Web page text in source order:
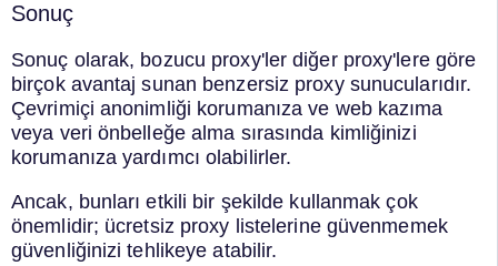
Sonuç
Sonuç olarak, bozucu proxy'ler diğer proxy'lere göre
birçok avantaj sunan benzersiz proxy sunucularıdır.
Çevrimiçi anonimliği korumanıza ve web kazıma
veya veri önbelleğe alma sırasında kimliğinizi
korumanıza yardımcı olabilirler.
Ancak, bunları etkili bir şekilde kullanmak çok
önemlidir; ücretsiz proxy listelerine güvenmemek
güvenliğinizi tehlikeye atabilir.